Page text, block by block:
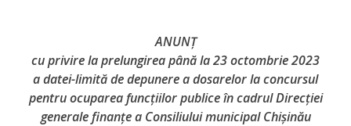
datorii
şi
angajamente
ANUNȚ
cu privire la prelungirea până la 23 octombrie 2023
a datei-limită de depunere a dosarelor la concursul
pentru ocuparea funcţiilor publice în cadrul Direcţiei
generale finanţe a Consiliului municipal Chişinău